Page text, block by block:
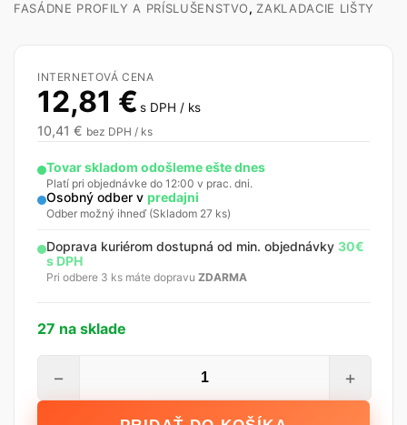
FASÁDNE PROFILY A PRÍSLUŠENSTVO, ZAKLADACIE LIŠTY
INTERNETOVÁ CENA
12,81 € s DPH / ks
10,41 € bez DPH / ks
Tovar skladom odošleme ešte dnes
Platí pri objednávke do 12:00 v prac. dni.
Osobný odber v predajni
Odber možný ihneď (Skladom 27 ks)
Doprava kuriérom dostupná od min. objednávky 30€
s DPH
Pri odbere 3 ks máte dopravu ZDARMA
27 na sklade
− +